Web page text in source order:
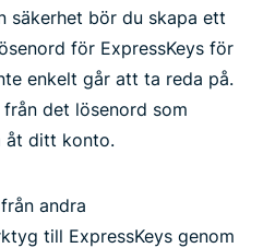
säkerhet bör du skapa ett
för ExpressKeys för
enkelt går att ta reda på.
det lösenord som
åt ditt konto.
andra
till ExpressKeys genom